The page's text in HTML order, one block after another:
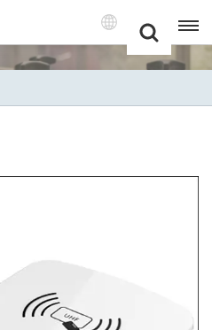
English
Italiano
Español